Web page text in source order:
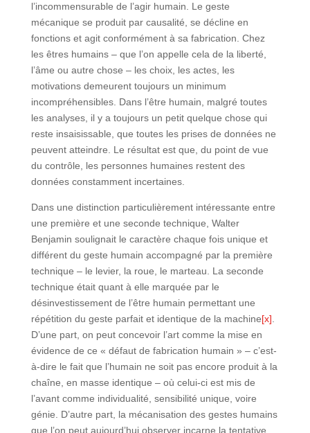
l’incommensurable de l’agir humain. Le geste
mécanique se produit par causalité, se décline en
fonctions et agit conformément à sa fabrication. Chez
les êtres humains – que l’on appelle cela de la liberté,
l’âme ou autre chose – les choix, les actes, les
motivations demeurent toujours un minimum
incompréhensibles. Dans l’être humain, malgré toutes
les analyses, il y a toujours un petit quelque chose qui
reste insaisissable, que toutes les prises de données ne
peuvent atteindre. Le résultat est que, du point de vue
du contrôle, les personnes humaines restent des
données constamment incertaines.
Dans une distinction particulièrement intéressante entre
une première et une seconde technique, Walter
Benjamin soulignait le caractère chaque fois unique et
différent du geste humain accompagné par la première
technique – le levier, la roue, le marteau. La seconde
technique était quant à elle marquée par le
désinvestissement de l’être humain permettant une
répétition du geste parfait et identique de la machine[x]
D’une part, on peut concevoir l’art comme la mise en
évidence de ce « défaut de fabrication humain » – c’est-
à-dire le fait que l’humain ne soit pas encore produit à la
chaîne, en masse identique – où celui-ci est mis de
l’avant comme individualité, sensibilité unique, voire
génie. D’autre part, la mécanisation des gestes humains
que l’on peut aujourd’hui observer incarne la tentative